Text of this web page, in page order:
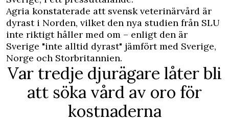
Agria konstaterade att svensk veterinärvård är
dyrast i Norden, vilket den nya studien från SLU
inte riktigt håller med om – enligt den är
Sverige "inte alltid dyrast" jämfört med Sverige,
Norge och Storbritannien.
Var tredje djurägare låter bli
att söka vård av oro för
kostnaderna